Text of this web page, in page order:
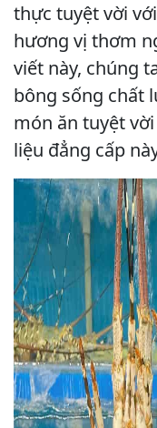
thực tuyệt vời
hương vị thơm
viết này, chúng
bông sống chất
món ăn tuyệt
liệu đẳng cấp